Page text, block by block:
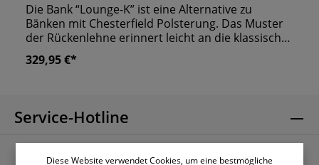
Die Bank “Lounge-K” ist eine Alternative zu
Bänken mit Chesterfield Polsterung. Das Muster
der Rückenlehne erinnert leicht an die klassische
Polsterung, wirkt jedoch etwas moderner. In
Kombination mit einem Lederbezug wirkt die
auch mit einem Stoffbezug, ganz nach Ihren
Wünschen und Vorstellungen! Standardmäßig
329,95 €*
Service-Hotline
Informationen
Diese Website verwendet Cookies, um eine bestmögliche